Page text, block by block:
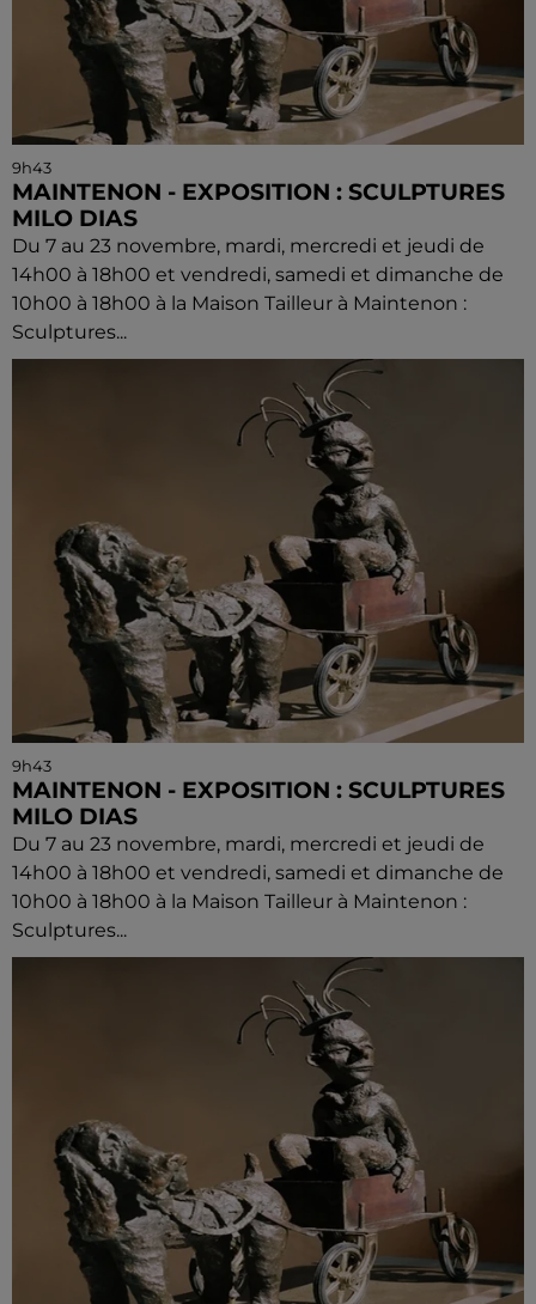
9h43
MAINTENON - EXPOSITION : SCULPTURES
MILO DIAS
Du 7 au 23 novembre, mardi, mercredi et jeudi de
14h00 à 18h00 et vendredi, samedi et dimanche de
10h00 à 18h00 à la Maison Tailleur à Maintenon :
Sculptures...
9h43
MAINTENON - EXPOSITION : SCULPTURES
MILO DIAS
Du 7 au 23 novembre, mardi, mercredi et jeudi de
14h00 à 18h00 et vendredi, samedi et dimanche de
10h00 à 18h00 à la Maison Tailleur à Maintenon :
Sculptures...